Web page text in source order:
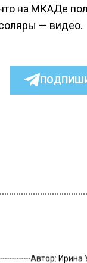
на МКАДе
— видео.
Автор:Ирина